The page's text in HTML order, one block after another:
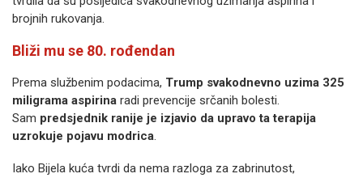
brojnih rukovanja.
Bliži mu se 80. rođendan
Prema službenim podacima, Trump svakodnevno uzima 325
miligrama aspirina radi prevencije srčanih bolesti.
Sam predsjednik ranije je izjavio da upravo ta terapija
uzrokuje pojavu modrica.
Iako Bijela kuća tvrdi da nema razloga za zabrinutost,